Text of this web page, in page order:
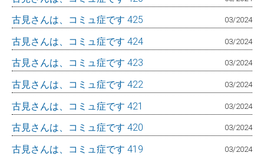
古見さんは、コミュ症です 425 03/2024
古見さんは、コミュ症です 424 03/2024
古見さんは、コミュ症です 423 03/2024
古見さんは、コミュ症です 422 03/2024
古見さんは、コミュ症です 421 03/2024
古見さんは、コミュ症です 420 03/2024
古見さんは、コミュ症です 419 03/2024